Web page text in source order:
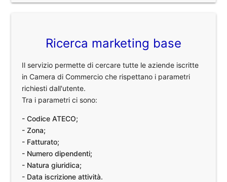
Ricerca marketing base
Il servizio permette di cercare tutte le aziende iscritte
in Camera di Commercio che rispettano i parametri
richiesti dall'utente.
Tra i parametri ci sono:
- Codice ATECO;
- Zona;
- Fatturato;
- Numero dipendenti;
- Natura giuridica;
- Data iscrizione attività.